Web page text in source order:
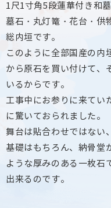
1尺1寸角5段蓮華付き和墓
墓石・丸灯篭・花台・供
総内垣です。
このように全部国産の内
から原石を買い付けて、
いるからです。
工事中にお参りに来てい
に驚いておられました。
舞台は貼合わせではない
基礎はもちろん、納骨堂
ような厚みのある一枚石
出来るのです。